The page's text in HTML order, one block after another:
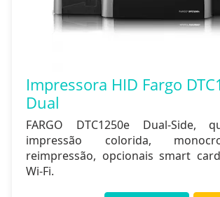
Impressora HID Fargo
Dual
FARGO DTC1250e Dual-Side,
impressão colorida,
reimpressão, opcionais smart
Wi-Fi.